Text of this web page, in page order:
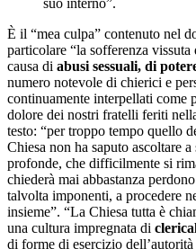
È il “mea culpa” contenuto nel
particolare “la sofferenza
causa di abusi sessuali, di
numero notevole di chierici e
continuamente interpellati
dolore dei nostri fratelli feriti
testo: “per troppo tempo quello
Chiesa non ha saputo ascoltare
profonde, che difficilmente si
chiederà mai abbastanza
talvolta imponenti, a procedere
insieme”. “La Chiesa tutta è
una cultura impregnata di
di forme di esercizio